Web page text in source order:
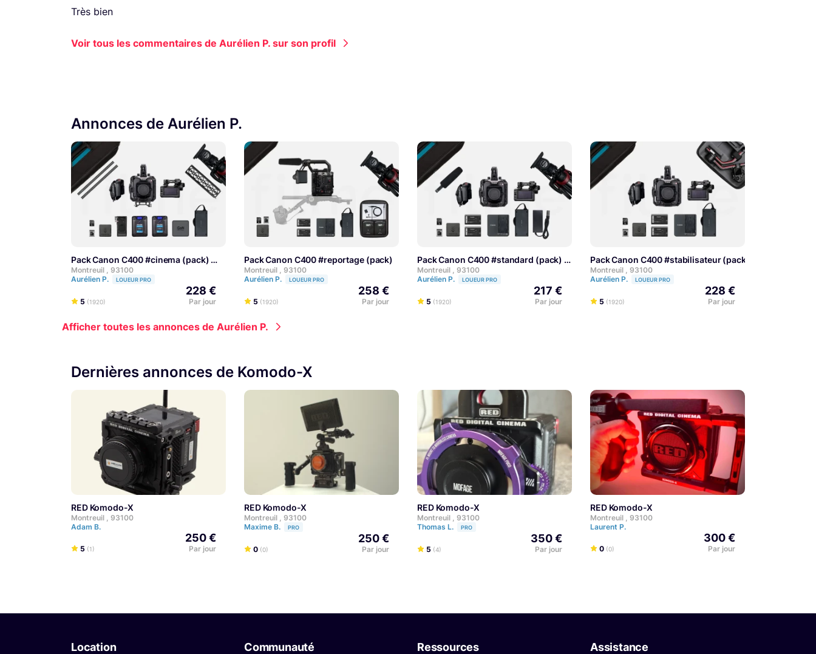
Très bien
Voir tous les commentaires de Aurélien P. sur son profil
Annonces de Aurélien P.
Pack Canon C400 #cinema (pack)
Montreuil , 93100
Aurélien P.
LOUEUR PRO
5 (1920)
228 €
Par jour
Pack Canon C400 #reportage (pack) EXPERT
Montreuil , 93100
Aurélien P.
LOUEUR PRO
5 (1920)
258 €
Par jour
Pack Canon C400 #standard (pack) EXPERT
Montreuil , 93100
Aurélien P.
LOUEUR PRO
5 (1920)
217 €
Par jour
Pack Canon C400 #stabilisateur (pack, Ronin RS 4 Pro)
Montreuil , 93100
Aurélien P.
LOUEUR PRO
5 (1920)
228 €
Par jour
Afficher toutes les annonces de Aurélien P.
Dernières annonces de Komodo-X
RED Komodo-X
Montreuil , 93100
Adam B.
5 (1)
250 €
Par jour
RED Komodo-X
Montreuil , 93100
Maxime B.
PRO
0 (0)
250 €
Par jour
RED Komodo-X
Montreuil , 93100
Thomas L.
PRO
5 (4)
350 €
Par jour
RED Komodo-X
Montreuil , 93100
Laurent P.
0 (0)
300 €
Par jour
Location Communauté Ressources Assistance